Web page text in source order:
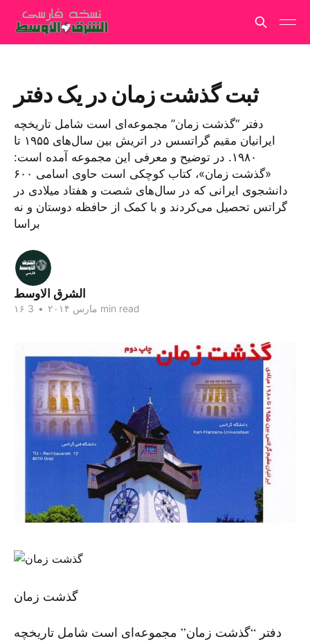
ثبت گذشت زمان در یک دفتر
دفتر “گذشت زمان” مجموعه‌ای است شامل تاریخچه
ایرانیان مقیم گراتسس در اتریش بین سال‌های ۱۹۵۵ تا
۱۹۸۰. در توضیح و معرفی این مجموعه آمده است:
«گذشت زمان»، کتاب کوچکی است حاوی اسامی ۶۰۰
دانشجوی ایرانی که در سال‌های شصت و هفتاد میلادی در
گراتس تحصیل می‌کردند و با کمک از حافظه دوستان و نه
براسا
الشرق الاوسط
۱۶ مارس ۲۰۱۴ • 3 min read
گذشت زمان
دفتر “گذشت زمان” مجموعه‌ای است شامل تاریخچه